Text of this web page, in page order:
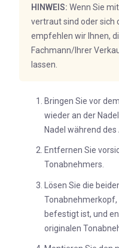
HINWEIS: Wenn Sie
vertraut sind oder sich
empfehlen wir Ihnen,
Fachmann/Ihrer
lassen.
Bringen Sie vor
wieder an der
Nadel während
Entfernen Sie
Tonabnehmers.
Lösen Sie die
befestigt ist, und
originalen